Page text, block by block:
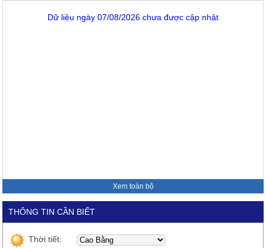
Dữ liệu ngày 07/08/2026 chưa được cập nhật
Xem toàn bộ
THÔNG TIN CẦN BIẾT
Thời tiết: